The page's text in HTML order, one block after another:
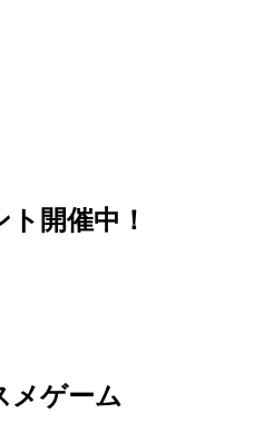
開催中！
メゲーム